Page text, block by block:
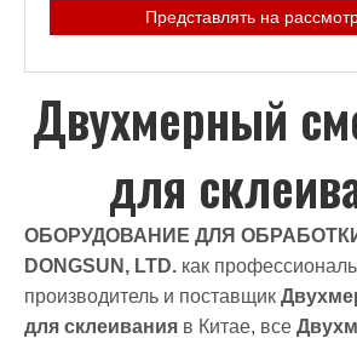
Представлять на
Двухмерный
для
ОБОРУДОВАНИЕ ДЛЯ
DONGSUN, LTD. как
производитель и поставщик
для склеивания в Китае, все